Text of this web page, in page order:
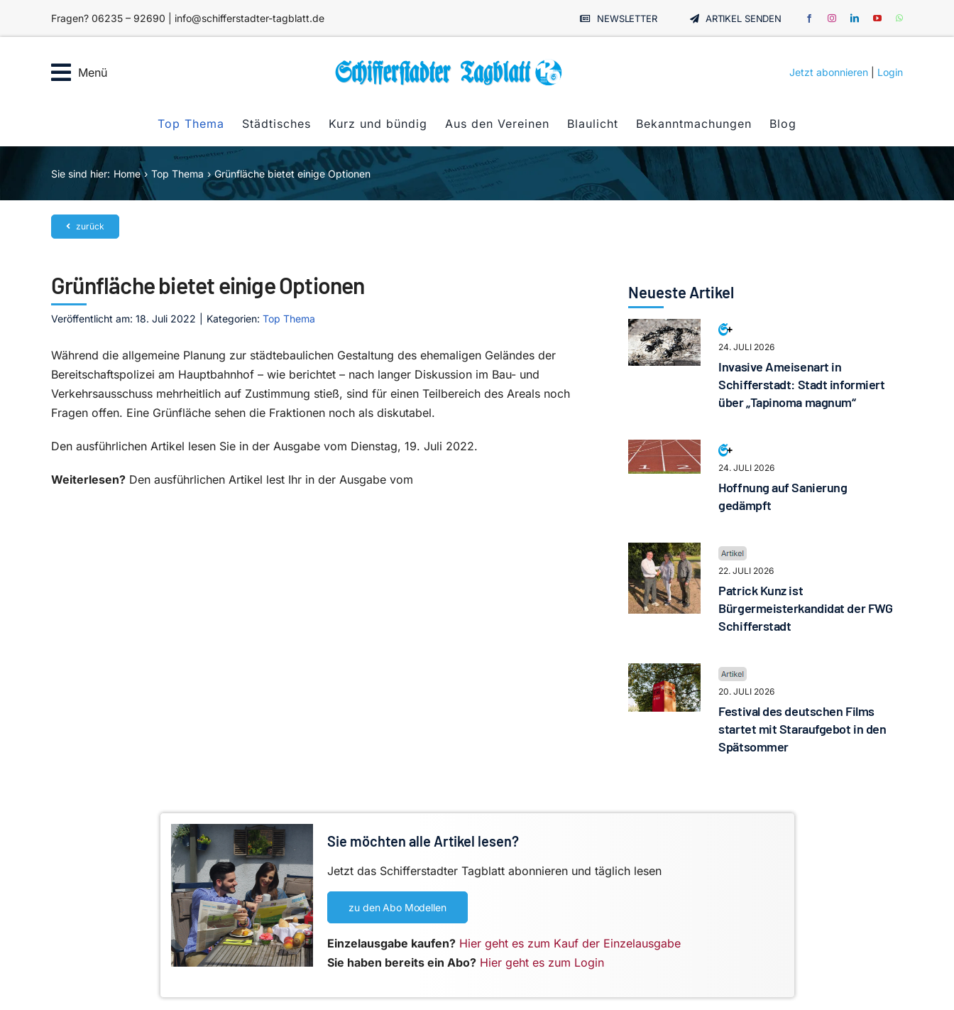
Fragen? 06235 – 92690 | info@schifferstadter-tagblatt.de NEWSLETTER ARTIKEL SENDEN
Menü Jetzt abonnieren Login
Top Thema Städtisches Kurz und bündig Aus den Vereinen Blaulicht Bekanntmachungen Blog
Sie sind hier: Home Top Thema Grünfläche bietet einige Optionen
zurück
Grünfläche bietet einige Optionen
Veröffentlicht am: 18. Juli 2022 Kategorien: Top Thema
Während die allgemeine Planung zur städtebaulichen Gestaltung des ehemaligen Geländes der
Bereitschaftspolizei am Hauptbahnhof – wie berichtet – nach langer Diskussion im Bau- und
Verkehrsausschuss mehrheitlich auf Zustimmung stieß, sind für einen Teilbereich des Areals noch
Fragen offen. Eine Grünfläche sehen die Fraktionen noch als diskutabel.
Den ausführlichen Artikel lesen Sie in der Ausgabe vom Dienstag, 19. Juli 2022.
Weiterlesen? Den ausführlichen Artikel lest Ihr in der Ausgabe vom
Neueste Artikel
24. JULI 2026
Invasive Ameisenart in
Schifferstadt: Stadt informiert
über „Tapinoma magnum“
24. JULI 2026
Hoffnung auf Sanierung
gedämpft
22. JULI 2026
Patrick Kunz ist
Bürgermeisterkandidat der FWG
Schifferstadt
20. JULI 2026
Festival des deutschen Films
startet mit Staraufgebot in den
Spätsommer
Sie möchten alle Artikel lesen?
Jetzt das Schifferstadter Tagblatt abonnieren und täglich lesen
zu den Abo Modellen
Einzelausgabe kaufen? Hier geht es zum Kauf der Einzelausgabe
Sie haben bereits ein Abo? Hier geht es zum Login